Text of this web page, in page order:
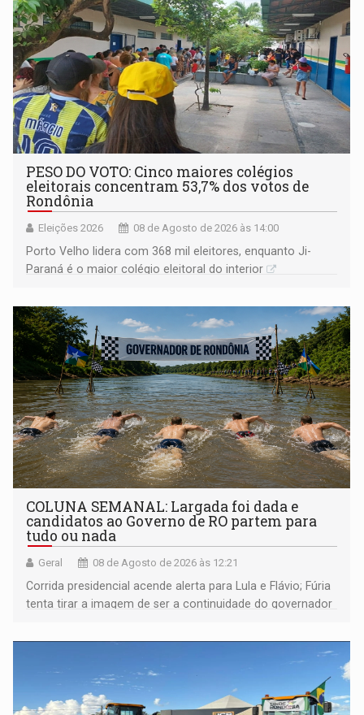
PESO DO VOTO: Cinco maiores colégios
eleitorais concentram 53,7% dos votos de
Rondônia
Eleições 2026 08 de Agosto de 2026 às 14:00
Porto Velho lidera com 368 mil eleitores, enquanto Ji-
Paraná é o maior colégio eleitoral do interior
COLUNA SEMANAL: Largada foi dada e
candidatos ao Governo de RO partem para
tudo ou nada
Geral 08 de Agosto de 2026 às 12:21
Corrida presidencial acende alerta para Lula e Flávio; Fúria
tenta tirar a imagem de ser a continuidade do governador
não ter entrado no modo eleição; ABAV faz evento em